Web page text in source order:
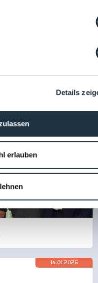
Details
erlauben
fully booked
14.01.2026